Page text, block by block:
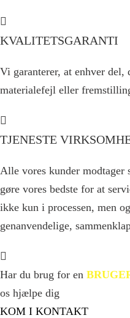
KVALITETSGARANTI
Vi garanterer, at enhver del,
materialefejl eller
TJENESTE
Alle vores kunder
gøre vores bedste for at
ikke kun i processen, men
genanvendelige,
Har du brug for en
os hjælpe dig
KOM I KONTAKT